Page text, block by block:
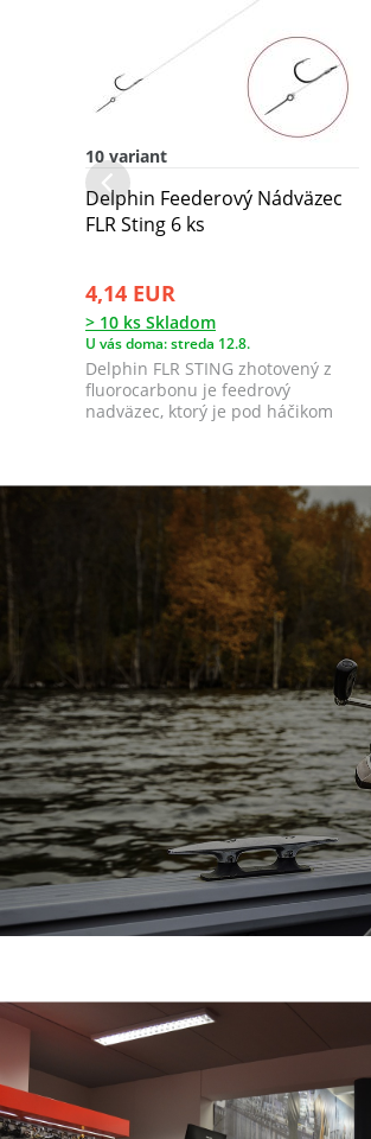
10 variant
Delphin Feederový Nádväzec
FLR Sting 6 ks
4,14 EUR
> 10 ks Skladom
U vás doma: streda 12.8.
Delphin FLR STING zhotovený z
fluorocarbonu je feedrový
nadväzec, ktorý je pod háčikom